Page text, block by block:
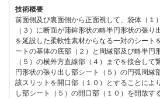
技術概要
前面側及び裏面側から正面視して、袋体（１
（３）に断面が蒲鉾形状の略半円形状の張
を延設した柔軟性素材からなる一対のシート
ートの基体の底部（２）と周縁部及び略半円
（５）の横外方直線部（４）までを接合し
円形状の張り出し部シート（５）の円弧周縁
該スリットを開口部（１０）とすることによ
し部シート（５）の開口部（１０）を開放す